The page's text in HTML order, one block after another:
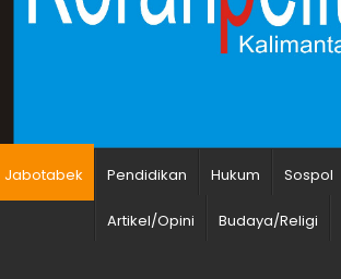
Jabotabek Pendidikan Hukum Sospol
Artikel/Opini Budaya/Religi